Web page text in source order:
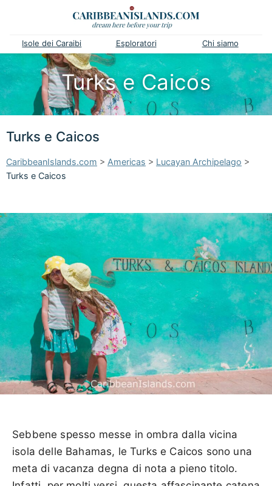
Isole dei Caraibi Esploratori Chi siamo
Turks e Caicos
Turks e Caicos
CaribbeanIslands.com > Americas > Lucayan Archipelago >
Turks e Caicos
Sebbene spesso messe in ombra dalla vicina
isola delle Bahamas, le Turks e Caicos sono una
meta di vacanza degna di nota a pieno titolo.